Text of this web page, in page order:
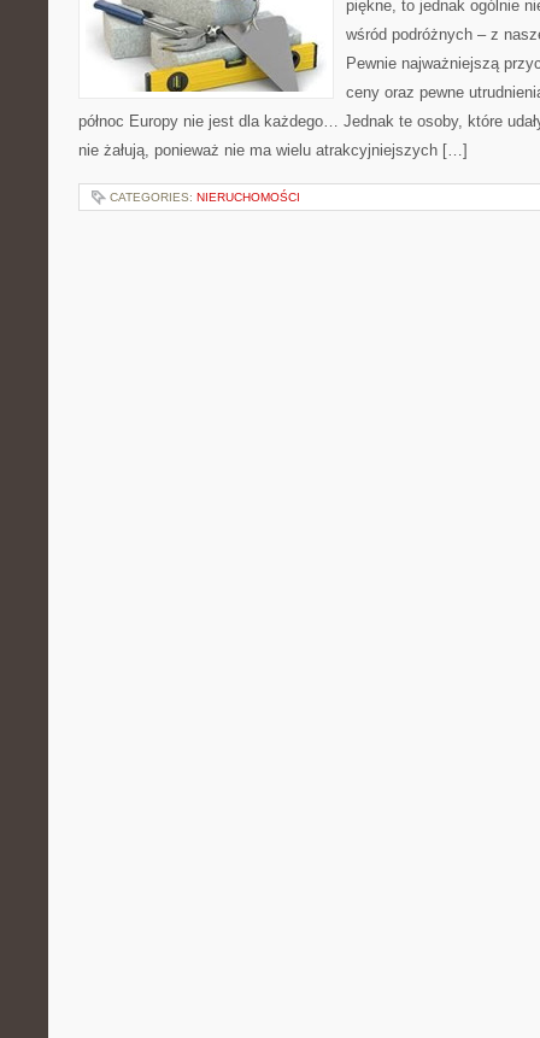
piękne, to jednak ogólnie
wśród podróżnych – z
Pewnie najważniejszą
ceny oraz pewne
północ Europy nie jest dla każdego… Jednak te osoby, które
nie żałują, ponieważ nie ma wielu atrakcyjniejszych […]
CATEGORIES: NIERUCHOMOŚCI